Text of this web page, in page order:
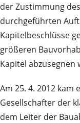
der Zustimmung
durchgeführten
Kapitelbeschlüsse
größeren
Kapitel abzusegnen
Am 25. 4. 2012 kam
Gesellschafter der
dem Leiter der